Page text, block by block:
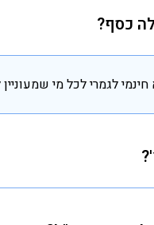
כסף?
לגמרי לכל מי